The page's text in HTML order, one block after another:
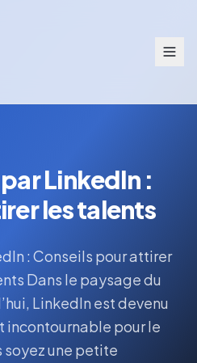
LinkedIn :
les talents
: Conseils pour attirer
Dans le paysage du
LinkedIn est devenu
incontournable pour le
soyez une petite